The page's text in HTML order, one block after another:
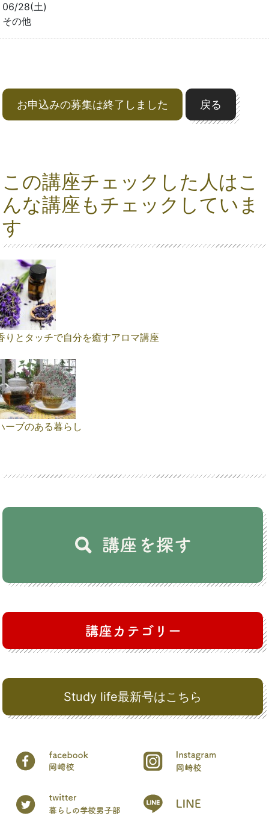
Study life最新号はこちら
06/28(土)
その他
お申込みの募集は終了しました 戻る
この講座チェックした人はこ
んな講座もチェックしていま
す
りとタッチで自分を癒すアロマ講座
ーブのある暮らし